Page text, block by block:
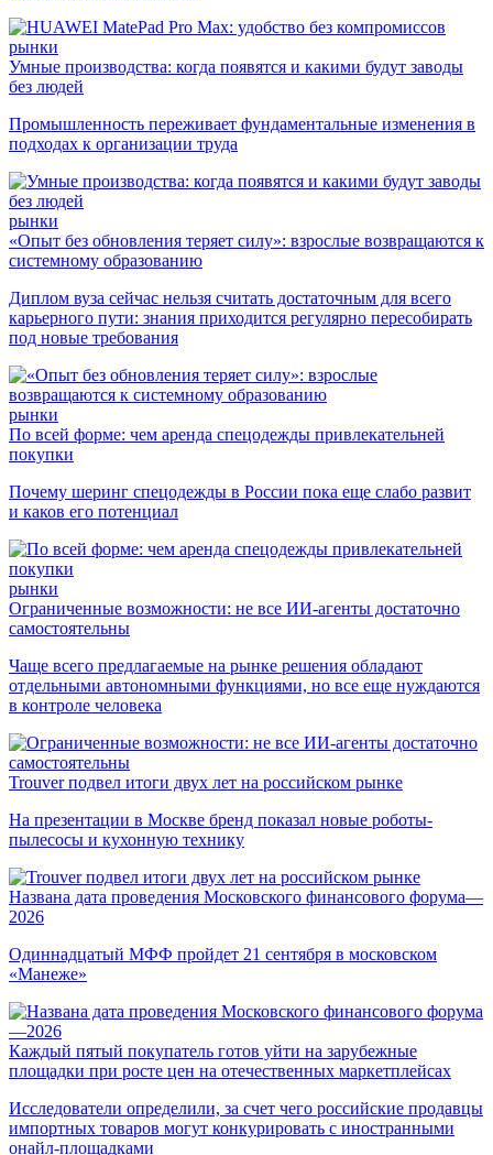
рынки
Умные производства: когда появятся и какими будут заводы
без людей
Промышленность переживает фундаментальные изменения в
подходах к организации труда
рынки
«Опыт без обновления теряет силу»: взрослые возвращаются к
системному образованию
Диплом вуза сейчас нельзя считать достаточным для всего
карьерного пути: знания приходится регулярно пересобирать
под новые требования
рынки
По всей форме: чем аренда спецодежды привлекательней
покупки
Почему шеринг спецодежды в России пока еще слабо развит
и каков его потенциал
рынки
Ограниченные возможности: не все ИИ-агенты достаточно
самостоятельны
Чаще всего предлагаемые на рынке решения обладают
отдельными автономными функциями, но все еще нуждаются
в контроле человека
Trouver подвел итоги двух лет на российском рынке
На презентации в Москве бренд показал новые роботы-
пылесосы и кухонную технику
Названа дата проведения Московского финансового форума—
2026
Одиннадцатый МФФ пройдет 21 сентября в московском
«Манеже»
Каждый пятый покупатель готов уйти на зарубежные
площадки при росте цен на отечественных маркетплейсах
Исследователи определили, за счет чего российские продавцы
импортных товаров могут конкурировать с иностранными
онайл-площадками